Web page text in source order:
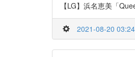
【LG】浜名恵美「
2021-08-20